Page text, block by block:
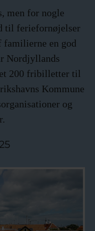
men for nogle
til feriefornøjelser
familierne en god
Nordjyllands
200 fribilletter til
Kommune
og